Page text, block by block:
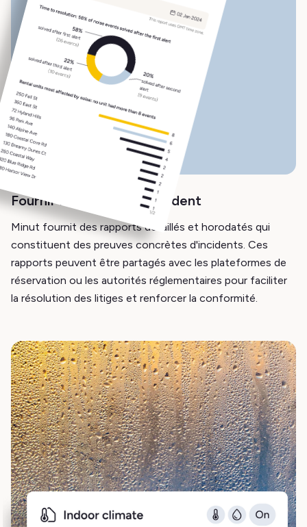
Fournir la preuve de l'incident
Minut fournit des rapports détaillés et horodatés qui
constituent des preuves concrètes d'incidents. Ces
rapports peuvent être partagés avec les plateformes de
réservation ou les autorités réglementaires pour faciliter
la résolution des litiges et renforcer la conformité.